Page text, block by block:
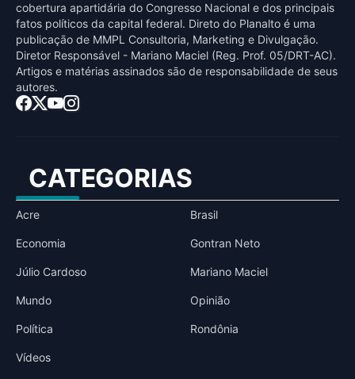
cobertura apartidária do Congresso Nacional e dos principais
fatos políticos da capital federal. Direto do Planalto é uma
publicaçāo de MMPL Consultoria, Marketing e Divulgaçāo.
Diretor Responsável - Mariano Maciel (Reg. Prof. 05/DRT-AC).
Artigos e matérias assinados sāo de responsabilidade de seus
autores.
CATEGORIAS
Acre Brasil
Economia Gontran Neto
Júlio Cardoso Mariano Maciel
Mundo Opinião
Política Rondônia
Vídeos